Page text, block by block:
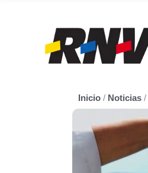
Inicio / Noticias /